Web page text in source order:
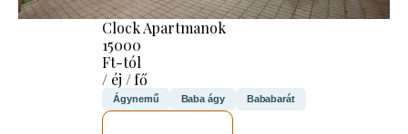
Clock Apartmanok
15000
Ft-tól
/ éj / fő
Ágynemű Baba ágy Bababarát